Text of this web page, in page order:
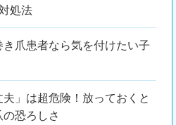
処法
爪患者なら気を付けたい子
夫」は超危険！放っておくと
恐ろしさ